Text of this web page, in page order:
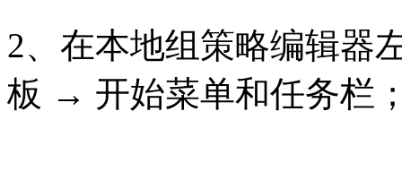
2、在本地组策略编辑器
板 → 开始菜单和任务栏